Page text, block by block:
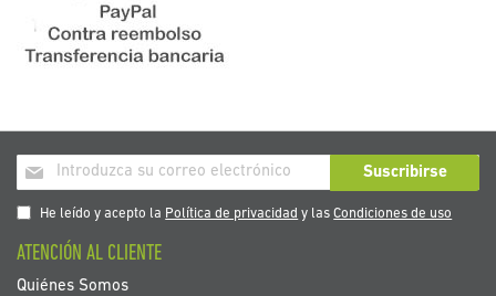
Inscríbase
a
nuestro
de
noticias:
Suscribirse
He leído y acepto la Política de privacidad y lasCondiciones de uso
ATENCIÓN AL CLIENTE
Quiénes Somos